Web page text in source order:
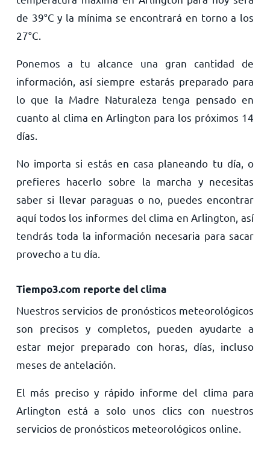
de 39°C y la mínima se encontrará en torno a los
27°C
Ponemos a tu alcance una gran cantidad de
información, así siempre estarás preparado para
lo que la Madre Naturaleza tenga pensado en
cuanto al clima en Arlington para los próximos 14
días.
No importa si estás en casa planeando tu día, o
prefieres hacerlo sobre la marcha y necesitas
saber si llevar paraguas o no, puedes encontrar
aquí todos los informes del clima en Arlington, así
tendrás toda la información necesaria para sacar
provecho a tu día.
Tiempo3.com reporte del clima
Nuestros servicios de pronósticos meteorológicos
son precisos y completos, pueden ayudarte a
estar mejor preparado con horas, días, incluso
meses de antelación.
El más preciso y rápido informe del clima para
Arlington está a solo unos clics con nuestros
servicios de pronósticos meteorológicos online.